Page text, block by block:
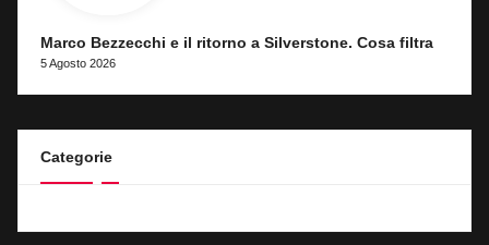
Marco Bezzecchi e il ritorno a Silverstone. Cosa filtra
5 Agosto 2026
Categorie